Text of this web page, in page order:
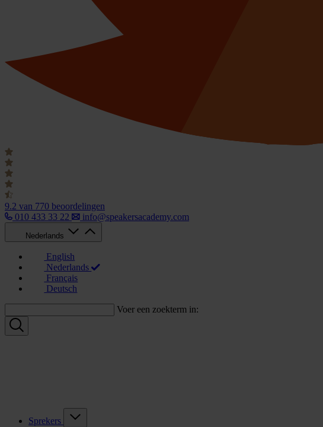
9.2 van 770 beoordelingen
010 433 33 22
info@speakersacademy.com
Nederlands
English
Nederlands
Français
Deutsch
Voer een zoekterm in:
Sprekers